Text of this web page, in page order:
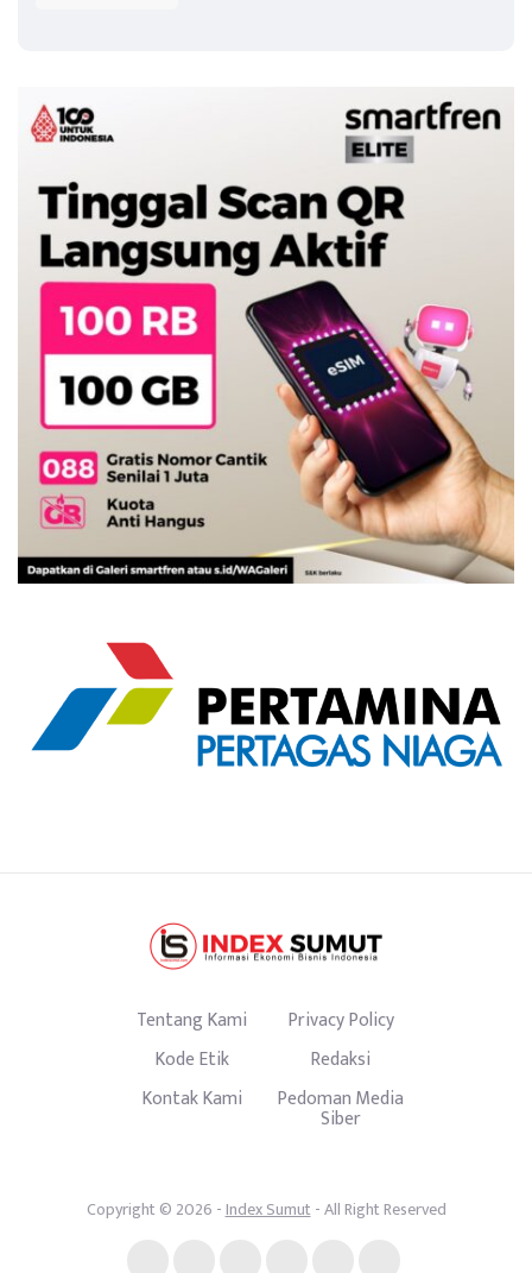
Tentang Kami
Privacy Policy
Kode Etik
Redaksi
Kontak Kami
Pedoman Media
Siber
Copyright © 2026 -Index Sumut- All Right Reserved